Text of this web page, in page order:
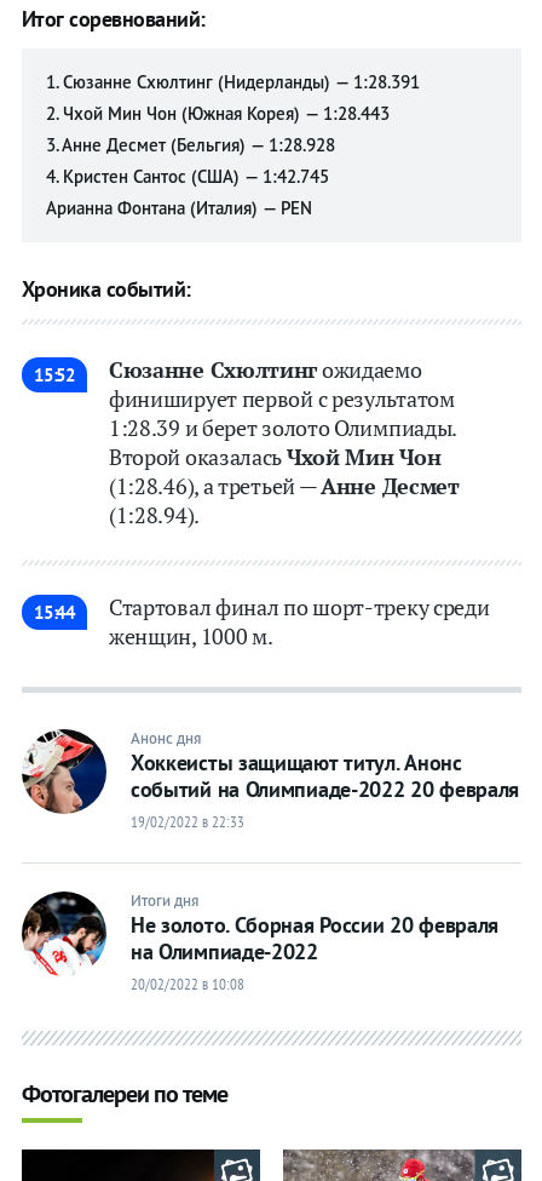
Прыжки с
Санный
спорт
Скелетон
Сноуборд
Фигурное
Хоккей
трек
Футбол
Прогнозы
на спорт
Хоккей
Теннис
Бои
Прочие
Итог соревнований:
1. Сюзанне Схюлтинг (Нидерланды) — 1:28.391
2. Чхой Мин Чон (Южная Корея) — 1:28.443
3. Анне Десмет (Бельгия) — 1:28.928
4. Кристен Сантос (США) — 1:42.745
Арианна Фонтана (Италия) — PEN
Хроника событий:
15:52 Сюзанне Схюлтингожидаемо
финиширует первой с результатом
1:28.39 и берет золото Олимпиады.
Второй оказаласьЧхой Мин Чон
(1:28.46), а третьей —Анне Десмет
(1:28.94).
15:44
Стартовал финал по шорт-треку среди
женщин, 1000 м.
Анонс дня
Хоккеисты защищают титул. Анонс
событий на Олимпиаде-2022 20 февраля
19/02/2022 в 22:33
Итоги дня
Не золото. Сборная России 20 февраля
на Олимпиаде-2022
20/02/2022 в 10:08
Фотогалереи по теме
Прыжки с
Санный
спорт
Скелетон
Сноуборд
Фигурное
Хоккей
трек
Футбол
Прогнозы
на спорт
Хоккей
Теннис
Бои
Прочие